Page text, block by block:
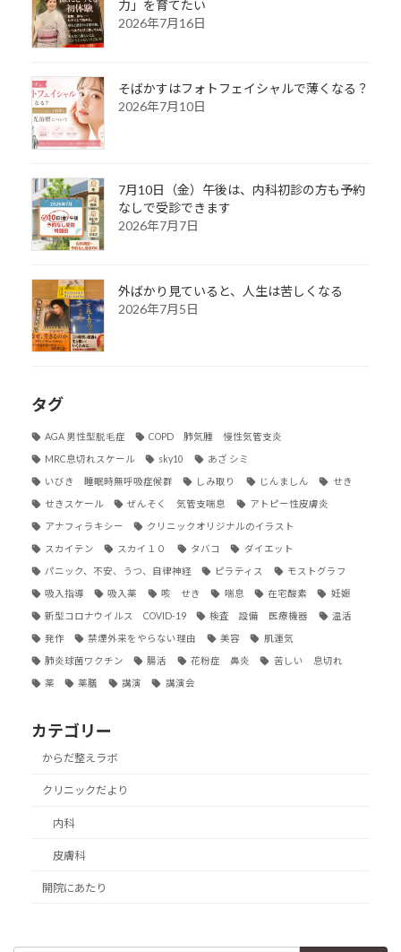
力」を育てたい
2026年7月16日
そばかすはフォトフェイシャルで薄くなる？
2026年7月10日
7月10日（金）午後は、内科初診の方も予約
なしで受診できます
2026年7月7日
外ばかり見ていると、人生は苦しくなる
2026年7月5日
タグ
AGA 男性型脱毛症 COPD 肺気腫 慢性気管支炎
MRC息切れスケール sky10 あざ シミ
いびき 睡眠時無呼吸症候群 しみ取り じんましん せき
せきスケール ぜんそく 気管支喘息 アトピー性皮膚炎
アナフィラキシー クリニックオリジナルのイラスト
スカイテン スカイ１０ タバコ ダイエット
パニック、不安、うつ、自律神経 ピラティス モストグラフ
吸入指導 吸入薬 咳 せき 喘息 在宅酸素 妊娠
新型コロナウイルス COVID-19 検査 設備 医療機器 温活
発作 禁煙外来をやらない理由 美容 肌運気
肺炎球菌ワクチン 腸活 花粉症 鼻炎 苦しい 息切れ
薬 薬膳 講演 講演会
カテゴリー
からだ整えラボ
クリニックだより
内科
皮膚科
開院にあたり